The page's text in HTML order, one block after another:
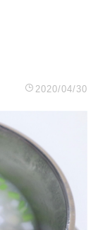
2020/04/30